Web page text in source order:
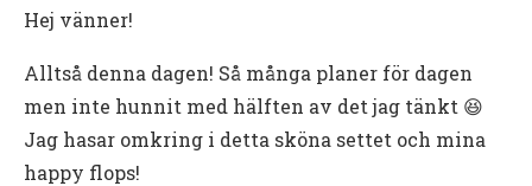
Hej vänner!
Alltså denna dagen! Så många planer för dagen
men inte hunnit med hälften av det jag tänkt 😆
Jag hasar omkring i detta sköna settet och mina
happy flops!